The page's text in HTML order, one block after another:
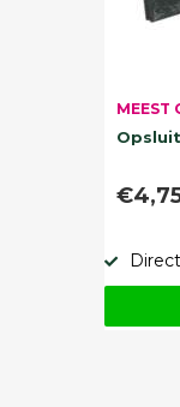
MEEST